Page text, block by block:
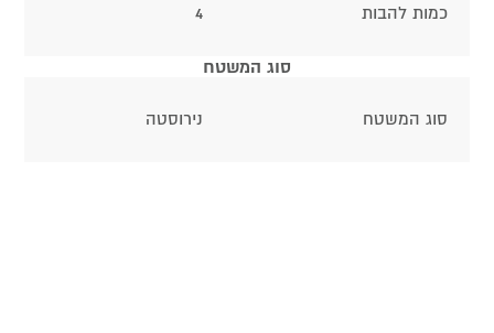
כמות להבות 4
סוג המשטח
סוג המשטח נירוסטה